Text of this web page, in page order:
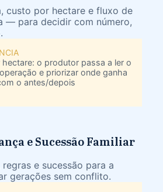
custo por hectare e fluxo de
— para decidir com número,
o produtor passa a ler o
e priorizar onde ganha
o antes/depois
e Sucessão Familiar
e sucessão para a
gerações sem conflito.